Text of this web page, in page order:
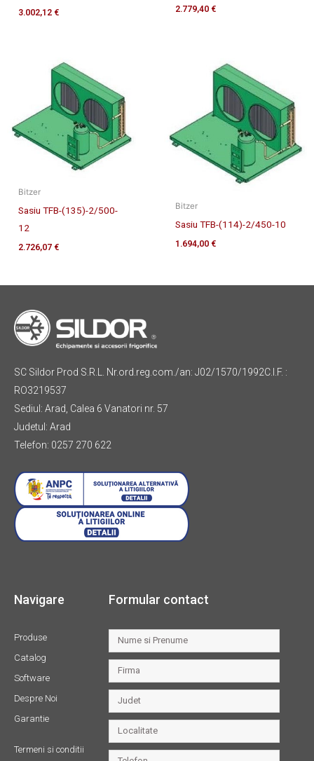
3.002,12 € 2.779,40 €
Bitzer
Sasiu TFB-(135)-2/500-
12
2.726,07 €
Bitzer
Sasiu TFB-(114)-2/450-10
1.694,00 €
SC Sildor Prod S.R.L. Nr.ord.reg.com./an: J02/1570/1992C.I.F. :
RO3219537
Sediul: Arad, Calea 6 Vanatori nr. 57
Judetul: Arad
Telefon: 0257 270 622
Navigare
Produse
Catalog
Software
Despre Noi
Garantie
Termeni si conditii
Formular contact